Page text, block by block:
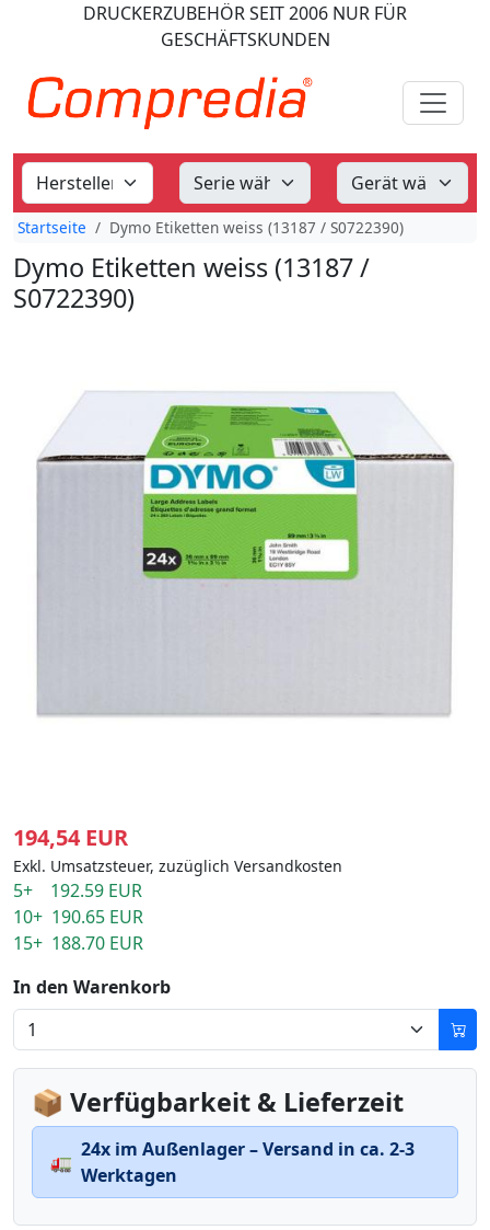
DRUCKERZUBEHÖRSEIT 2006 NUR FÜR
GESCHÄFTSKUNDEN
Startseite Dymo Etiketten weiss (13187 / S0722390)
Dymo Etiketten weiss (13187 /
S0722390)
194,54 EUR
Exkl. Umsatzsteuer, zuzüglich Versandkosten
5+ 192.59 EUR
10+ 190.65 EUR
15+ 188.70 EUR
In den Warenkorb
📦 Verfügbarkeit & Lieferzeit
🚛
24x im Außenlager – Versand in ca. 2-3
Werktagen